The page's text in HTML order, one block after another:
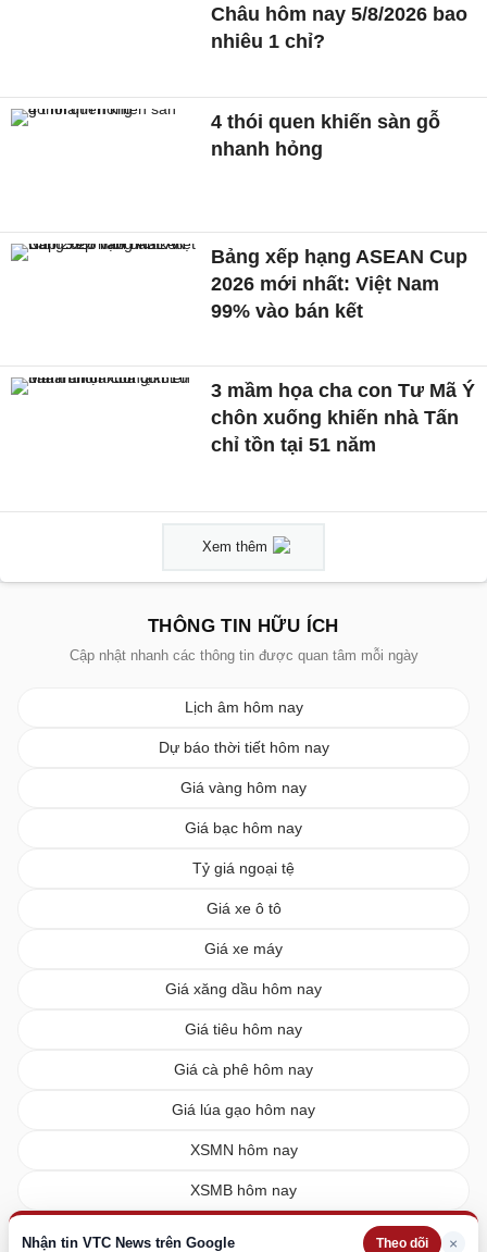
Nhận tin VTC News trên Google Theo dõi ×
Châu hôm nay 5/8/2026 bao
nhiêu 1 chỉ?
4 thói quen khiến sàn gỗ
nhanh hỏng
Bảng xếp hạng ASEAN Cup
2026 mới nhất: Việt Nam
99% vào bán kết
3 mầm họa cha con Tư Mã Ý
chôn xuống khiến nhà Tấn
chỉ tồn tại 51 năm
Xem thêm
THÔNG TIN HỮU ÍCH
Cập nhật nhanh các thông tin được quan tâm mỗi ngày
Lịch âm hôm nay
Dự báo thời tiết hôm nay
Giá vàng hôm nay
Giá bạc hôm nay
Tỷ giá ngoại tệ
Giá xe ô tô
Giá xe máy
Giá xăng dầu hôm nay
Giá tiêu hôm nay
Giá cà phê hôm nay
Giá lúa gạo hôm nay
XSMN hôm nay
XSMB hôm nay